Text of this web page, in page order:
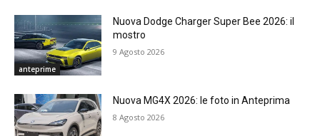
anteprime
Nuova Dodge Charger Super Bee 2026: il
mostro
9 Agosto 2026
Nuova MG4X 2026: le foto in Anteprima
8 Agosto 2026